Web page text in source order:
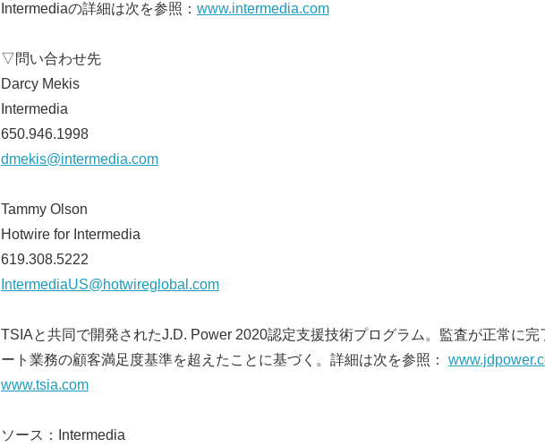
Intermediaの詳細は次を参照： www.intermedia.com
▽問い合わせ先
Darcy Mekis
Intermedia
650.946.1998
dmekis@intermedia.com
Tammy Olson
Hotwire for Intermedia
619.308.5222
IntermediaUS@hotwireglobal.com
TSIAと共同で開発されたJ.D. Power 2020認定支援技術プログラム。監査が正常に
ート業務の顧客満足度基準を超えたことに基づく。詳細は次を参照：
www.tsia.com
ソース：Intermedia